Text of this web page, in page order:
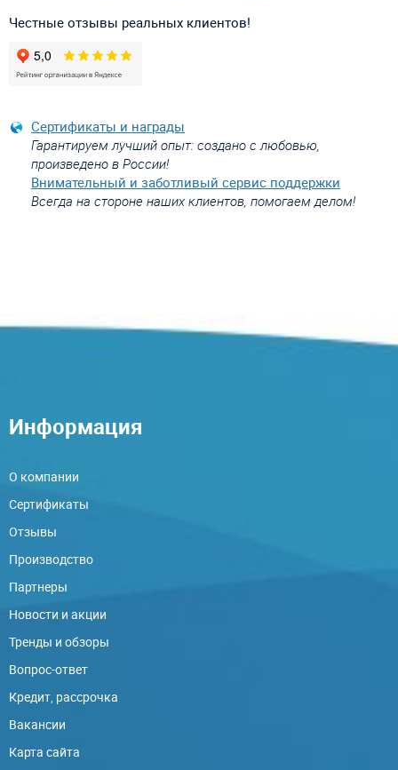
Честные отзывы реальных клиентов!
Сертификаты и награды
Гарантируем лучший опыт: создано с любовью,
произведено в России!
Внимательный и заботливый сервис поддержки
Всегда на стороне наших клиентов, помогаем делом!
Информация
О компании
Сертификаты
Отзывы
Производство
Партнеры
Новости и акции
Тренды и обзоры
Вопрос-ответ
Кредит, рассрочка
Вакансии
Карта сайта